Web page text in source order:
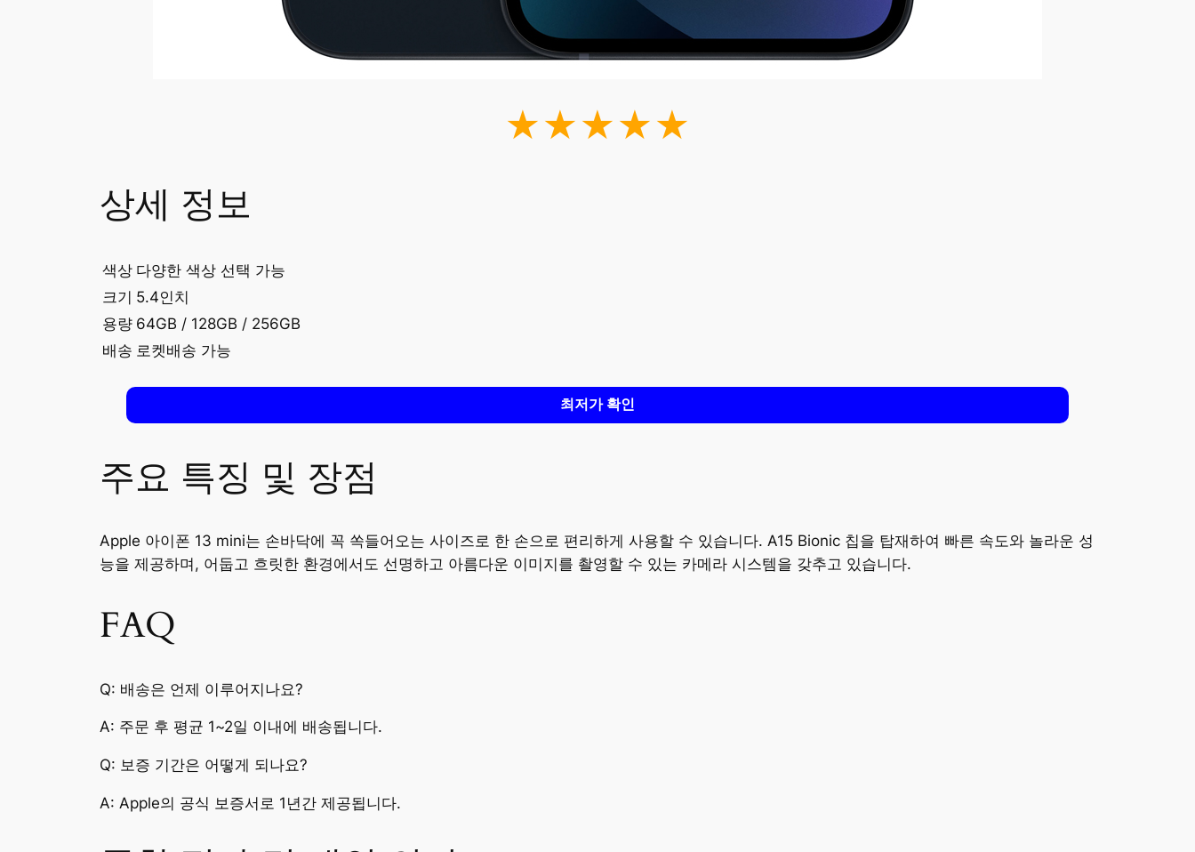
★★★★★
상세 정보
색상 다양한 색상 선택 가능
크기 5.4인치
용량 64GB / 128GB / 256GB
배송 로켓배송 가능
최저가 확인
주요 특징 및 장점
Apple 아이폰 13 mini는 손바닥에 꼭 쏙들어오는 사이즈로 한 손으로 편리하게 사용할 수 있습니다. A15 Bionic 칩을 탑재하여 빠른 속도와 놀라운 성
능을 제공하며, 어둡고 흐릿한 환경에서도 선명하고 아름다운 이미지를 촬영할 수 있는 카메라 시스템을 갖추고 있습니다.
FAQ
Q: 배송은 언제 이루어지나요?
A: 주문 후 평균 1~2일 이내에 배송됩니다.
Q: 보증 기간은 어떻게 되나요?
A: Apple의 공식 보증서로 1년간 제공됩니다.